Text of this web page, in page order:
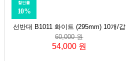
선반대 B1011 화이트 (295mm) 10개/갑
할인률
10%
60,000 원
54,000 원